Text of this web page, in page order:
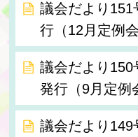
議会だより
行（12月定例会
議会だより
発行（9月定例
議会だより